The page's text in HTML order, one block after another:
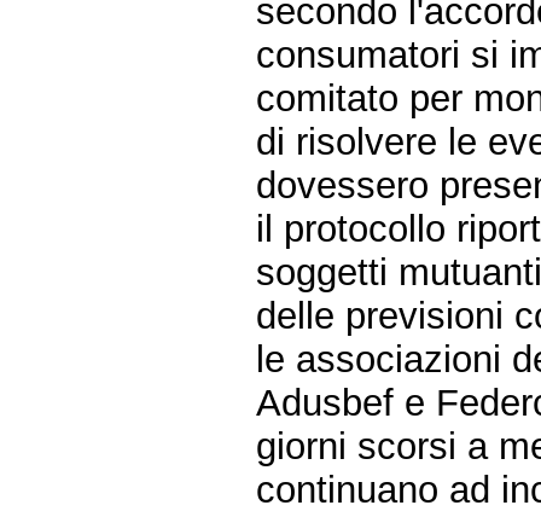
secondo
consumatori si
comitato per
di risolvere le
dovessero
il protocollo
soggetti
delle previsioni
le associazioni
Adusbef e
giorni scorsi a
continuano ad